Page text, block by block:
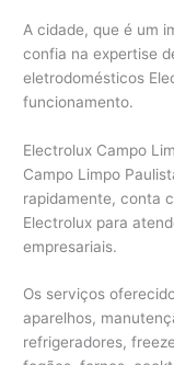
A cidade, que é um
confia na expertise
eletrodomésticos
funcionamento.
Electrolux Campo
Campo Limpo
rapidamente, conta
Electrolux para
empresariais.
Os serviços
aparelhos,
refrigeradores,